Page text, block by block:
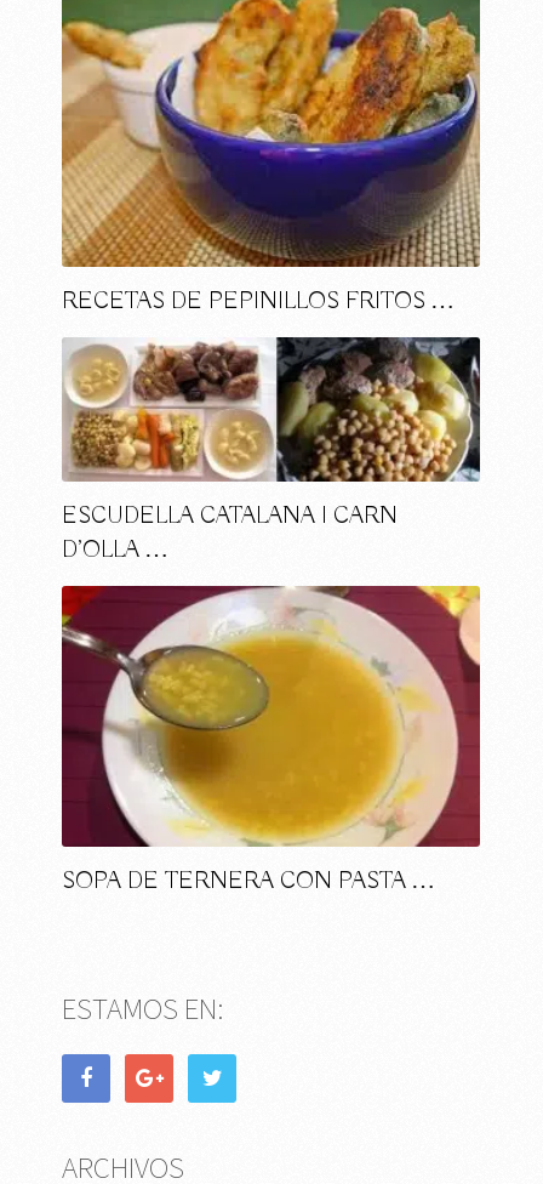
RECETAS DE PEPINILLOS FRITOS …
ESCUDELLA CATALANA I CARN
D’OLLA …
SOPA DE TERNERA CON PASTA …
ESTAMOS EN:
ARCHIVOS